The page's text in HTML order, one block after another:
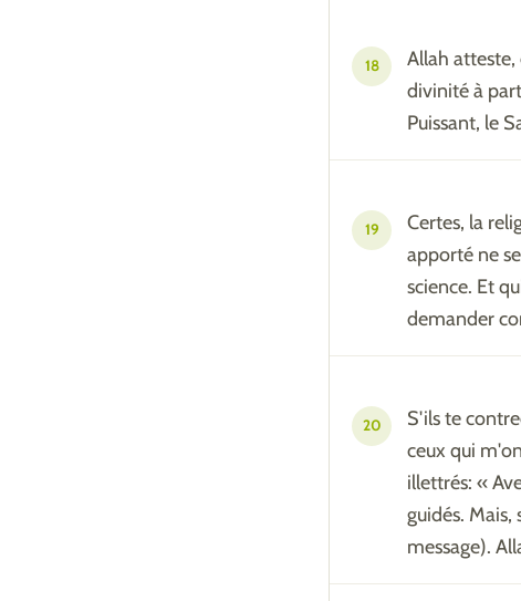
18
Allah atteste,
divinité à
Puissant, le
19
Certes, la
apporté ne
science. Et
demander
20
S'ils te
ceux qui
illettrés: «
guidés.
message).